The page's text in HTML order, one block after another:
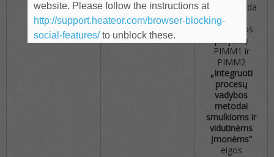
Leonardo da
Vinčio
programos
projektų
PIMM1 ir
PIMM2
„Integruoti
procesų
vadybos
metodai
smulkioms ir
vidutinėms
įmonėms“
eigos
website. Please follow the instructions at
http://support.heateor.com/browser-blocking-
social-features/to unblock these.